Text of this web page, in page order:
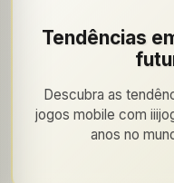
Tendências
Descubra as
jogos mobile com
anos no